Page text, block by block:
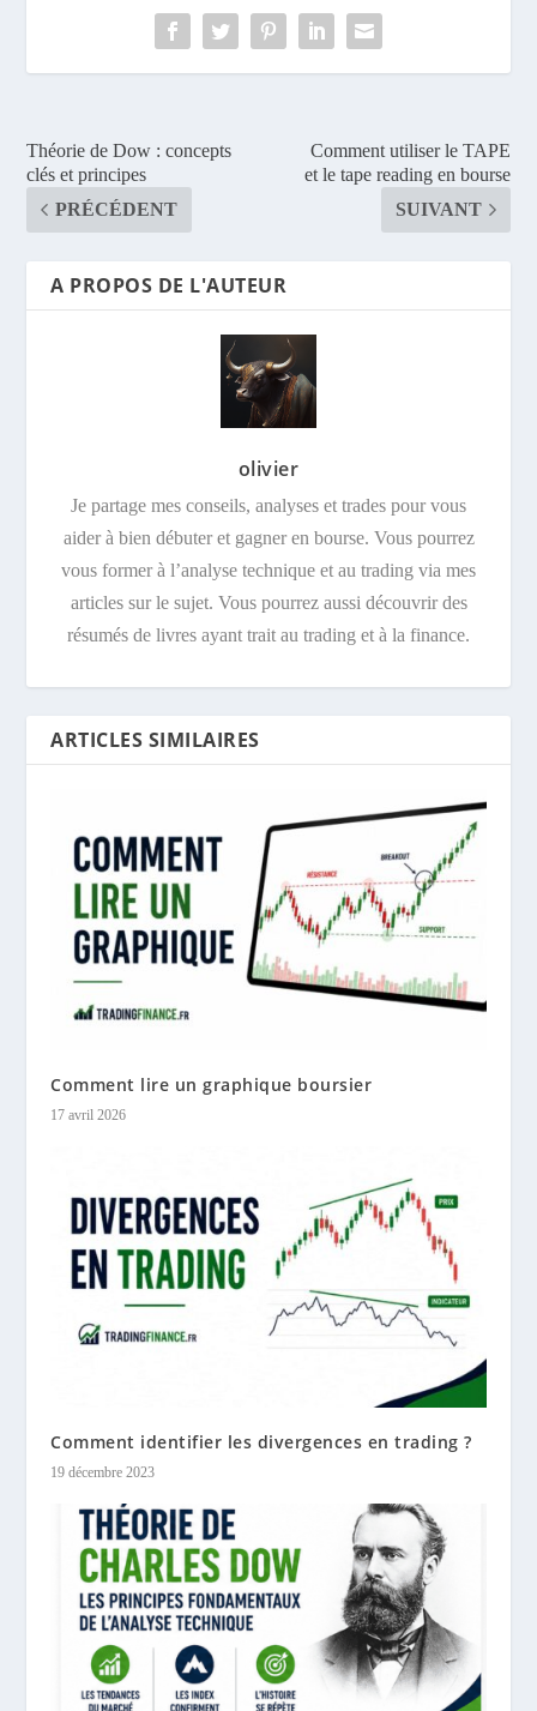
Théorie de Dow : concepts
clés et principes
PRÉCÉDENT
Comment utiliser le TAPE
et le tape reading en bourse
SUIVANT
A PROPOS DE L'AUTEUR
olivier
Je partage mes conseils, analyses et trades pour vous
aider à bien débuter et gagner en bourse. Vous pourrez
vous former à l’analyse technique et au trading via mes
articles sur le sujet. Vous pourrez aussi découvrir des
résumés de livres ayant trait au trading et à la finance.
ARTICLES SIMILAIRES
Comment lire un graphique boursier
17 avril 2026
Comment identifier les divergences en trading ?
19 décembre 2023